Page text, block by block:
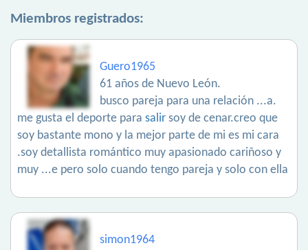
Miembros registrados:
Guero1965
61 años de Nuevo León.
busco pareja para una relación ...a.
me gusta el deporte para salir soy de cenar.creo que
soy bastante mono y la mejor parte de mi es mi cara
.soy detallista romántico muy apasionado cariñoso y
muy ...e pero solo cuando tengo pareja y solo con ella
simon1964